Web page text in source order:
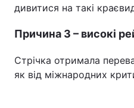
дивитися на такі
Причина 3 – високі
Стрічка отримала
як від міжнародних